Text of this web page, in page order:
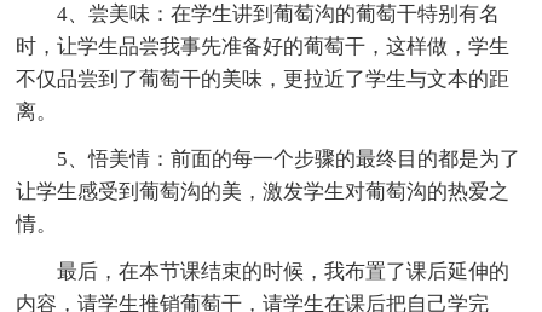
4、尝美味：在学生讲到葡萄沟的葡萄干特别有名
时，让学生品尝我事先准备好的葡萄干，这样做，学生
不仅品尝到了葡萄干的美味，更拉近了学生与文本的距
离。
5、悟美情：前面的每一个步骤的最终目的都是为了
让学生感受到葡萄沟的美，激发学生对葡萄沟的热爱之
情。
最后，在本节课结束的时候，我布置了课后延伸的
内容，请学生推销葡萄干，请学生在课后把自己学完